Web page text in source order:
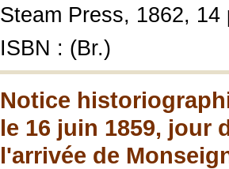
Steam Press, 1862, 14
ISBN : (Br.)
Notice
le 16 juin 1859, jour
l'arrivée de